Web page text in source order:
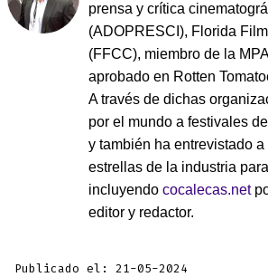
prensa y crítica
(ADOPRESCI), Florida
(FFCC), miembro de la
aprobado en Rotten
A través de dichas
por el mundo a festivales
y también ha entrevistado
estrellas de la industria
incluyendo cocalecas.net
editor y redactor.
Publicado el: 21-05-2024